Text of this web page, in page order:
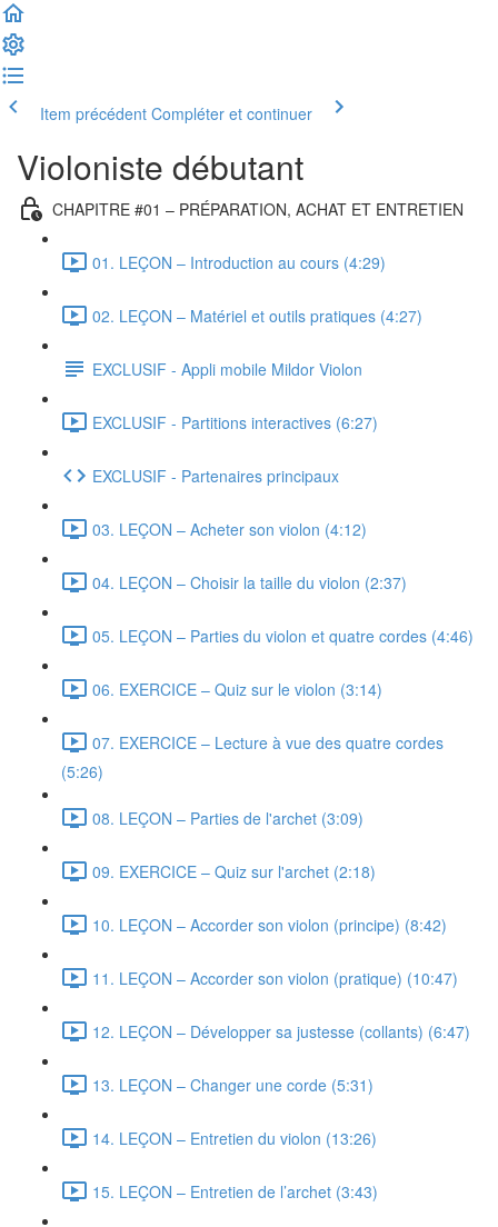
Item précédent Compléter et continuer
Violoniste débutant
CHAPITRE #01 – PRÉPARATION, ACHAT ET ENTRETIEN
01. LEÇON – Introduction au cours (4:29)
02. LEÇON – Matériel et outils pratiques (4:27)
EXCLUSIF - Appli mobile Mildor Violon
EXCLUSIF - Partitions interactives (6:27)
EXCLUSIF - Partenaires principaux
03. LEÇON – Acheter son violon (4:12)
04. LEÇON – Choisir la taille du violon (2:37)
05. LEÇON – Parties du violon et quatre cordes (4:46)
06. EXERCICE – Quiz sur le violon (3:14)
07. EXERCICE – Lecture à vue des quatre cordes
(5:26)
08. LEÇON – Parties de l'archet (3:09)
09. EXERCICE – Quiz sur l'archet (2:18)
10. LEÇON – Accorder son violon (principe) (8:42)
11. LEÇON – Accorder son violon (pratique) (10:47)
12. LEÇON – Développer sa justesse (collants) (6:47)
13. LEÇON – Changer une corde (5:31)
14. LEÇON – Entretien du violon (13:26)
15. LEÇON – Entretien de l’archet (3:43)